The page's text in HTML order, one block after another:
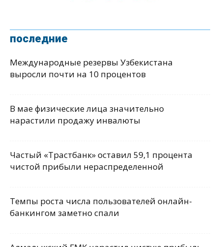
последние
Международные резервы Узбекистана
выросли почти на 10 процентов
В мае физические лица значительно
нарастили продажу инвалюты
Частый «Трастбанк» оставил 59,1 процента
чистой прибыли нераспределенной
Темпы роста числа пользователей онлайн-
банкингом заметно спали